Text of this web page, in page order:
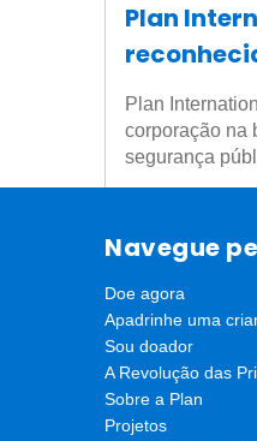
Plan
Polícia
Plan
corporação na
segurança
Navegue
Doe agora
Apadrinhe uma
Sou doador
A Revolução das
Sobre a Plan
Projetos